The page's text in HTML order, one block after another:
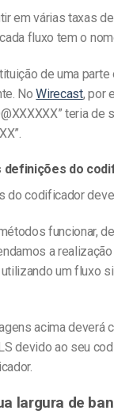
em várias taxas
fluxo tem o
de uma parte
NoWirecast, por
teria de
do
do codificador
funcionar,
a
um fluxo
acima deverá
devido ao seu
largura de